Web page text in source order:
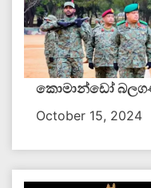
කොමාන්ඩෝ
October 15, 2024